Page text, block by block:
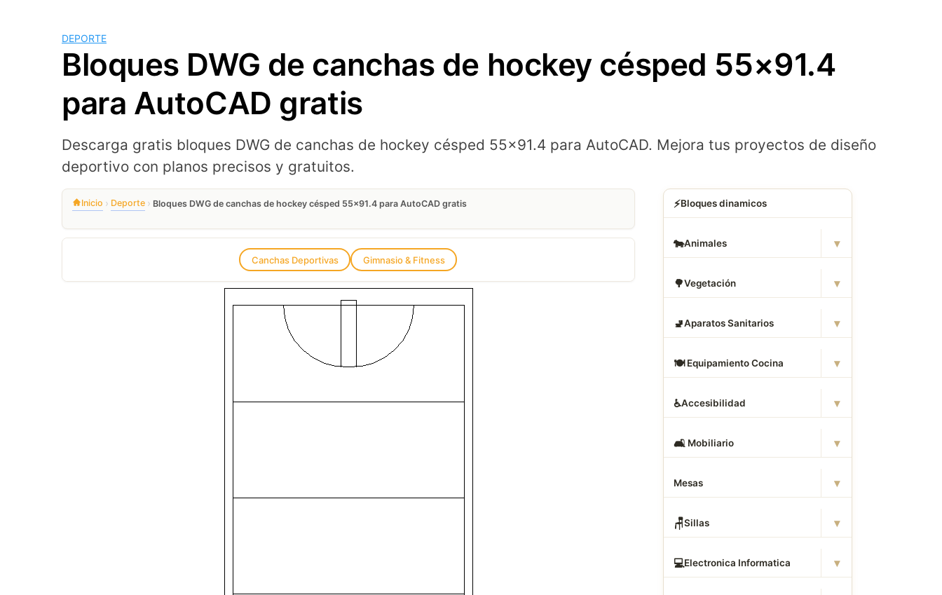
DEPORTE
Bloques DWG de canchas de hockey césped 55×91.4
para AutoCAD gratis
Descarga gratis bloques DWG de canchas de hockey césped 55x91.4 para AutoCAD. Mejora tus proyectos de diseño
deportivo con planos precisos y gratuitos.
Inicio › Deporte › Bloques DWG de canchas de hockey césped 55×91.4 para AutoCAD gratis
Canchas Deportivas Gimnasio & Fitness
⚡Bloques dinamicos
🐄Animales ▾
🌳Vegetación ▾
🚽Aparatos Sanitarios ▾
🍽️ Equipamiento Cocina ▾
♿Accesibilidad ▾
🛋 ️ Mobiliario ▾
Mesas ▾
🪑Sillas ▾
💻Electronica Informatica ▾